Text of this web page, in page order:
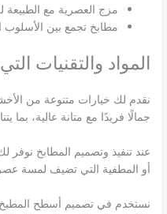
مزج العصرية مع
مطابخ تجمع بين الأسلوب
المواد والتقنيات
نقدم لك خيارات متنوعة من
جمالًا فريدًا مع متانة عالية،
عند تنفيذ وتصميم المطابخ نوفر
أو المطفية التي تضيف لمسة
نستخدم في تصميم أسطح المطبخ